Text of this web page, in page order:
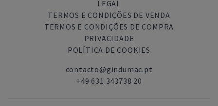
LEGAL
TERMOS E CONDIÇÕES DE VENDA
TERMOS E CONDIÇÕES DE COMPRA
PRIVACIDADE
POLÍTICA DE COOKIES
contacto@gindumac.pt
+49 631 343738 20